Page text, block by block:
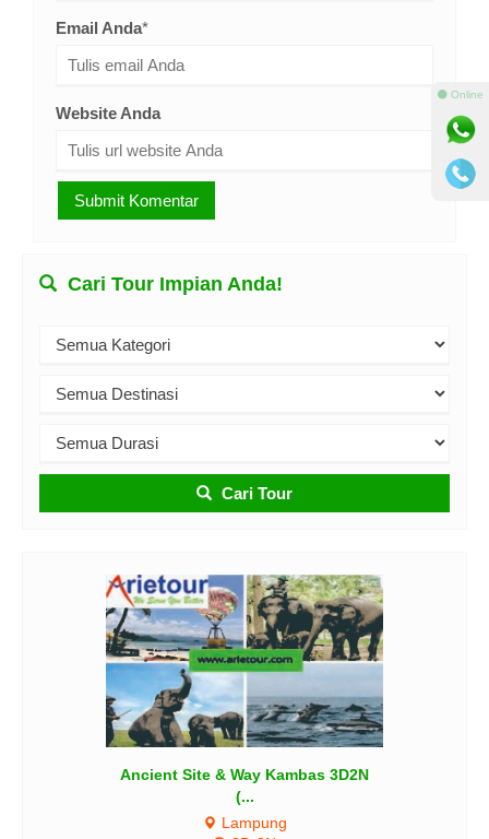
Email Anda*
Website Anda
Cari Tour Impian Anda!
Cari Tour
TIRTAYATRA 3D2N
⚫ Online